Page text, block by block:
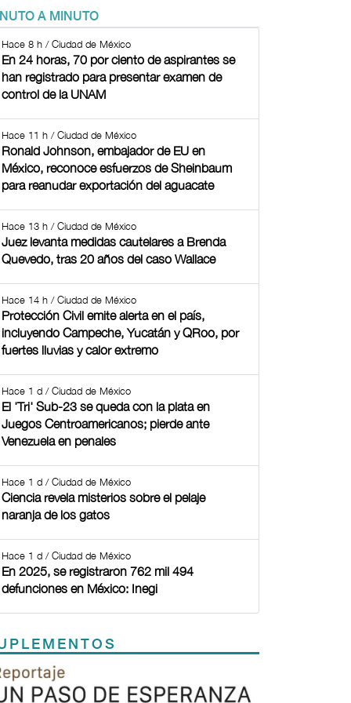
A MINUTO
Hace 8 h / Ciudad de México
En 24 horas, 70 por ciento de aspirantes se
han registrado para presentar examen de
control de la UNAM
Hace 11 h / Ciudad de México
Ronald Johnson, embajador de EU en
México, reconoce esfuerzos de Sheinbaum
para reanudar exportación del aguacate
Hace 13 h / Ciudad de México
Juez levanta medidas cautelares a Brenda
Quevedo, tras 20 años del caso Wallace
Hace 14 h / Ciudad de México
Protección Civil emite alerta en el país,
incluyendo Campeche, Yucatán y QRoo, por
fuertes lluvias y calor extremo
Hace 1 d / Ciudad de México
El 'Tri' Sub-23 se queda con la plata en
Juegos Centroamericanos; pierde ante
Venezuela en penales
Hace 1 d / Ciudad de México
Ciencia revela misterios sobre el pelaje
naranja de los gatos
Hace 1 d / Ciudad de México
En 2025, se registraron 762 mil 494
defunciones en México: Inegi